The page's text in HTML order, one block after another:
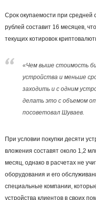
Срок окупаемости при средней
рублей составит 16 месяцев,
текущих котировок
«Чем выше стоимость
устройства и меньше
заходить и с одним
делать это с объемом
посоветовал Шуваев.
При условии покупки десяти
вложения составят около 1,2
месяц, однако в расчетах не
оборудования и его
специальные компании,
устройства клиентов в своих